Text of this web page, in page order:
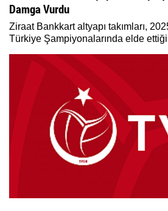
Damga Vurdu
Ziraat Bankkart altyapı takımları,
Türkiye Şampiyonalarında elde